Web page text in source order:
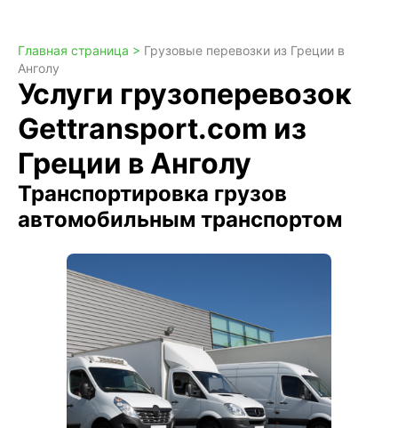
Главная страница > Грузовые перевозки из Греции в
Анголу
Услуги грузоперевозок
Gettransport.com из
Греции в Анголу
Транспортировка грузов
автомобильным транспортом